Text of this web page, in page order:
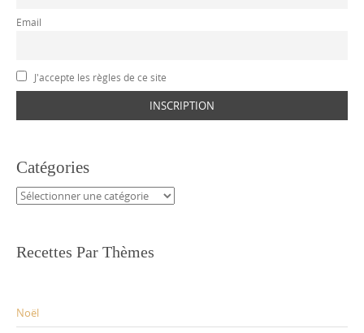
Email
J'accepte les règles de ce site
Catégories
Catégories
Recettes Par Thèmes
Noël